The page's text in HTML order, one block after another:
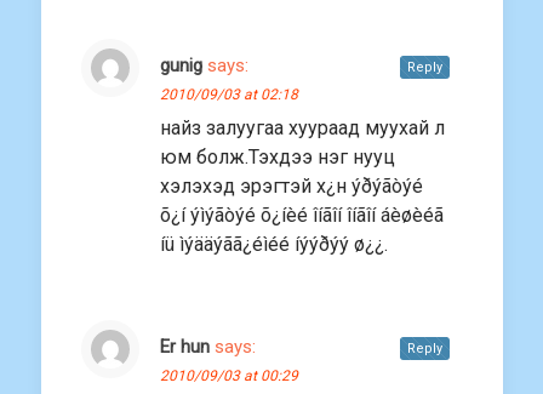
gunig says:
2010/09/03 at 02:18
найз залуугаа хуураад муухай л
юм болж.Тэхдээ нэг нууц
хэлэхэд эрэгтэй х¿н ýðýãòýé
õ¿í ýìýãòýé õ¿íèé îíãîí îíãîí áèøèéã
íü ìýääýãã¿éìéé íýýðýý ø¿¿.
Reply
Er hun says:
2010/09/03 at 00:29
Reply